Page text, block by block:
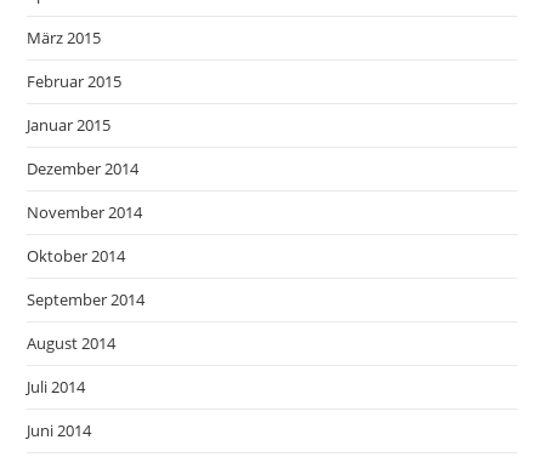
März 2015
Februar 2015
Januar 2015
Dezember 2014
November 2014
Oktober 2014
September 2014
August 2014
Juli 2014
Juni 2014